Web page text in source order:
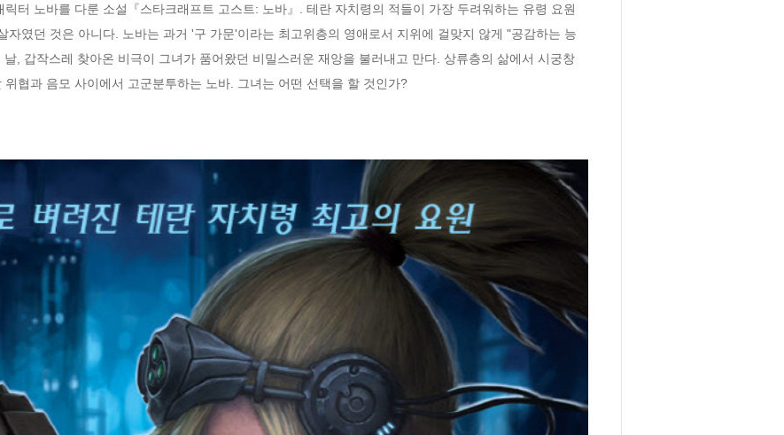
터 노바를 다룬 소설『스타크래프트 고스트: 노바』. 테란 자치령의 적들이 가장 두려워하는 유령 요원
자였던 것은 아니다. 노바는 과거 '구 가문'이라는 최고위층의 영애로서 지위에 걸맞지 않게 "공감하는 능
, 갑작스레 찾아온 비극이 그녀가 품어왔던 비밀스러운 재앙을 불러내고 만다. 상류층의 삶에서 시궁창
협과 음모 사이에서 고군분투하는 노바. 그녀는 어떤 선택을 할 것인가?